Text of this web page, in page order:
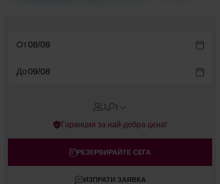
От
До
1 1
Errors?
Деца
Гаранция за най-добра цена!
РЕЗЕРВИРАЙТЕ СЕГА
ИЗПРАТИ ЗАЯВКА